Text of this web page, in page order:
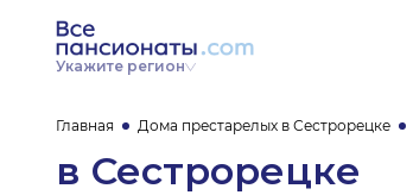
Укажите регион
Главная Дома престарелых в Сестрорецке
в Сестрорецке